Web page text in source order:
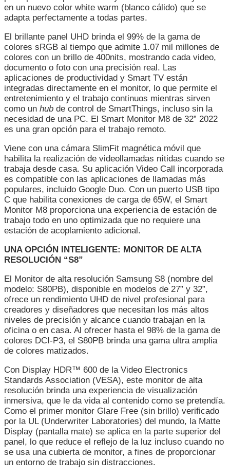
en un nuevo color white warm (blanco cálido) que se
adapta perfectamente a todas partes.
El brillante panel UHD brinda el 99% de la gama de
colores sRGB al tiempo que admite 1.07 mil millones de
colores con un brillo de 400nits, mostrando cada video,
documento o foto con una precisión real. Las
aplicaciones de productividad y Smart TV están
integradas directamente en el monitor, lo que permite el
entretenimiento y el trabajo continuos mientras sirven
como un hub de control de SmartThings, incluso sin la
necesidad de una PC. El Smart Monitor M8 de 32” 2022
es una gran opción para el trabajo remoto.
Viene con una cámara SlimFit magnética móvil que
habilita la realización de videollamadas nítidas cuando se
trabaja desde casa. Su aplicación Video Call incorporada
es compatible con las aplicaciones de llamadas más
populares, incluido Google Duo. Con un puerto USB tipo
C que habilita conexiones de carga de 65W, el Smart
Monitor M8 proporciona una experiencia de estación de
trabajo todo en uno optimizada que no requiere una
estación de acoplamiento adicional.
UNA OPCIÓN INTELIGENTE: MONITOR DE ALTA
RESOLUCIÓN “S8”
El Monitor de alta resolución Samsung S8 (nombre del
modelo: S80PB), disponible en modelos de 27” y 32”,
ofrece un rendimiento UHD de nivel profesional para
creadores y diseñadores que necesitan los más altos
niveles de precisión y alcance cuando trabajan en la
oficina o en casa. Al ofrecer hasta el 98% de la gama de
colores DCI-P3, el S80PB brinda una gama ultra amplia
de colores matizados.
Con Display HDR™ 600 de la Video Electronics
Standards Association (VESA), este monitor de alta
resolución brinda una experiencia de visualización
inmersiva, que le da vida al contenido como se pretendía.
Como el primer monitor Glare Free (sin brillo) verificado
por la UL (Underwriter Laboratories) del mundo, la Matte
Display (pantalla mate) se aplica en la parte superior del
panel, lo que reduce el reflejo de la luz incluso cuando no
se usa una cubierta de monitor, a fines de proporcionar
un entorno de trabajo sin distracciones.